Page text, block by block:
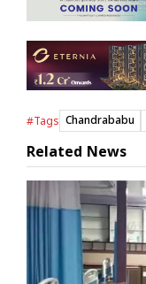
#Tags Chandrababu
Related News